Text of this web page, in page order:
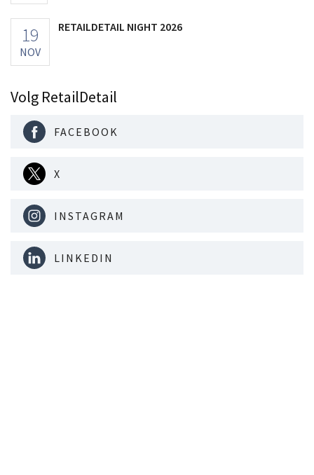
19
NOV
RETAILDETAIL NIGHT 2026
Volg RetailDetail
FACEBOOK
X
INSTAGRAM
LINKEDIN